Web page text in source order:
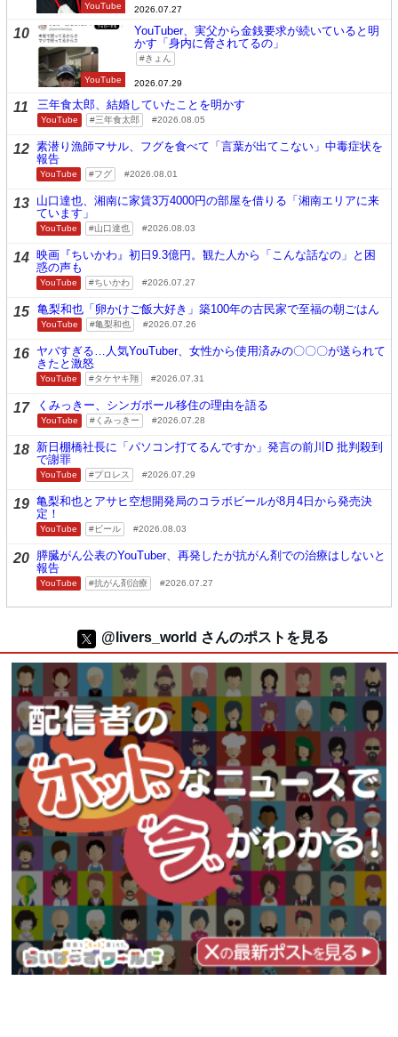
YouTube 2026.07.27
10
YouTube
YouTuber、実父から金銭要求が続いていると明
かす「身内に脅されてるの」
きょん
2026.07.29
11 三年食太郎、結婚していたことを明かす
YouTube 三年食太郎 2026.08.05
12 素潜り漁師マサル、フグを食べて「言葉が出てこない」中毒症状を
報告
YouTube フグ 2026.08.01
13 山口達也、湘南に家賃3万4000円の部屋を借りる「湘南エリアに来
ています」
YouTube 山口達也 2026.08.03
14 映画『ちいかわ』初日9.3億円。観た人から「こんな話なの」と困
惑の声も
YouTube ちいかわ 2026.07.27
15 亀梨和也「卵かけご飯大好き」築100年の古民家で至福の朝ごはん
YouTube 亀梨和也 2026.07.26
16 ヤバすぎる…人気YouTuber、女性から使用済みの〇〇〇が送られて
きたと激怒
YouTube タケヤキ翔 2026.07.31
17 くみっきー、シンガポール移住の理由を語る
YouTube くみっきー 2026.07.28
18 新日棚橋社長に「パソコン打てるんですか」発言の前川D 批判殺到
で謝罪
YouTube プロレス 2026.07.29
19 亀梨和也とアサヒ空想開発局のコラボビールが8月4日から発売決
定！
YouTube ビール 2026.08.03
20 膵臓がん公表のYouTuber、再発したが抗がん剤での治療はしないと
報告
YouTube 抗がん剤治療 2026.07.27
@livers_world さんのポストを見る